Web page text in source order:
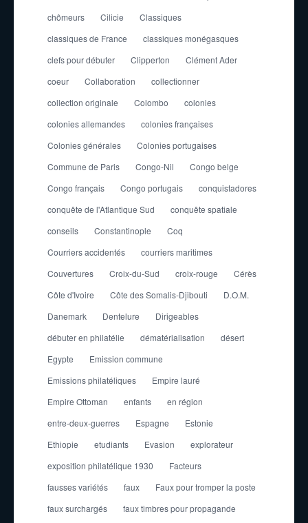
chômeurs
Cilicie
Classiques
classiques de France
classiques monégasques
clefs pour débuter
Clipperton
Clément Ader
coeur
Collaboration
collectionner
collection originale
Colombo
colonies
colonies allemandes
colonies françaises
Colonies générales
Colonies portugaises
Commune de Paris
Congo-Nil
Congo belge
Congo français
Congo portugais
conquistadores
conquête de l'Atlantique Sud
conquête spatiale
conseils
Constantinople
Coq
Courriers accidentés
courriers maritimes
Couvertures
Croix-du-Sud croix-rouge
Cérès
Côte d'Ivoire
Côte des Somalis-Djibouti
D.O.M.
Danemark
Dentelure
Dirigeables
débuter en philatélie
dématérialisation
désert
Egypte
Emission commune
Emissions philatéliques
Empire lauré
Empire Ottoman
enfants
en région
entre-deux-guerres
Espagne
Estonie
Ethiopie
etudiants Evasion
explorateur
exposition philatélique 1930
Facteurs
fausses variétés
faux
Faux pour tromper la poste
faux surchargés
faux timbres pour propagande